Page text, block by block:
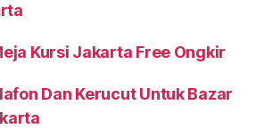
Kursi Jakarta Free Ongkir
Dan Kerucut Untuk Bazar